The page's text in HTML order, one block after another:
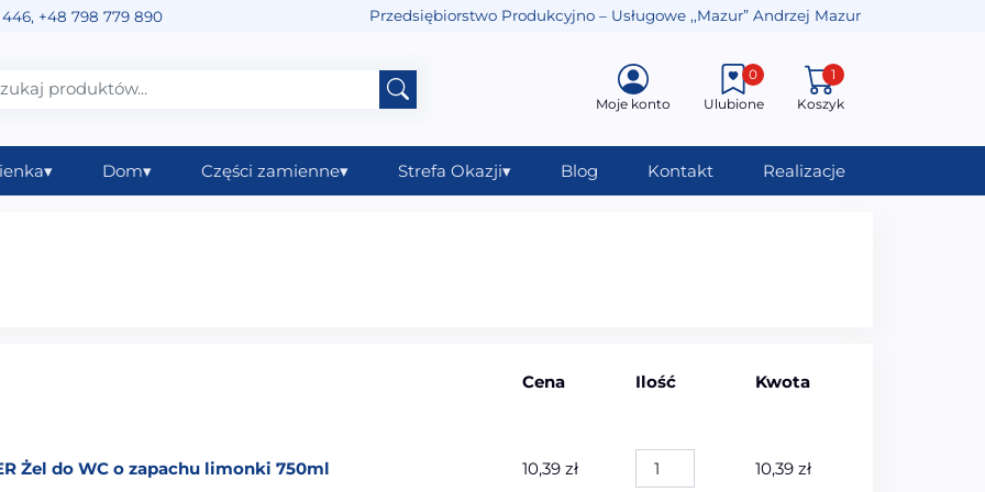
446, +48 798 779 890 Przedsiębiorstwo Produkcyjno – Usługowe ,,Mazur” Andrzej Mazur
Moje konto Ulubione
0
Koszyk
1
▾ Dom▾ Części zamienne▾ Strefa Okazji▾ Blog Kontakt Realizacje
Cena Ilość Kwota
Żel do WC o zapachu limonki 750ml 10,39 zł ilość WC MEISTER Żel do WC o zapachu
10,39 zł